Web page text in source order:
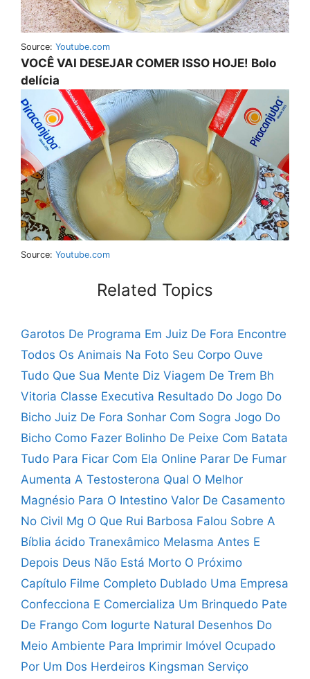
Source: Youtube.com
VOCÊ VAI DESEJAR COMER ISSO HOJE! Bolo
delícia
Source: Youtube.com
Related Topics
Garotos De Programa Em Juiz De Fora Encontre
Todos Os Animais Na Foto Seu Corpo Ouve
Tudo Que Sua Mente Diz Viagem De Trem Bh
Vitoria Classe Executiva Resultado Do Jogo Do
Bicho Juiz De Fora Sonhar Com Sogra Jogo Do
Bicho Como Fazer Bolinho De Peixe Com Batata
Tudo Para Ficar Com Ela Online Parar De Fumar
Aumenta A Testosterona Qual O Melhor
Magnésio Para O Intestino Valor De Casamento
No Civil Mg O Que Rui Barbosa Falou Sobre A
Bíblia ácido Tranexâmico Melasma Antes E
Depois Deus Não Está Morto O Próximo
Capítulo Filme Completo Dublado Uma Empresa
Confecciona E Comercializa Um Brinquedo Pate
De Frango Com Iogurte Natural Desenhos Do
Meio Ambiente Para Imprimir Imóvel Ocupado
Por Um Dos Herdeiros Kingsman Serviço